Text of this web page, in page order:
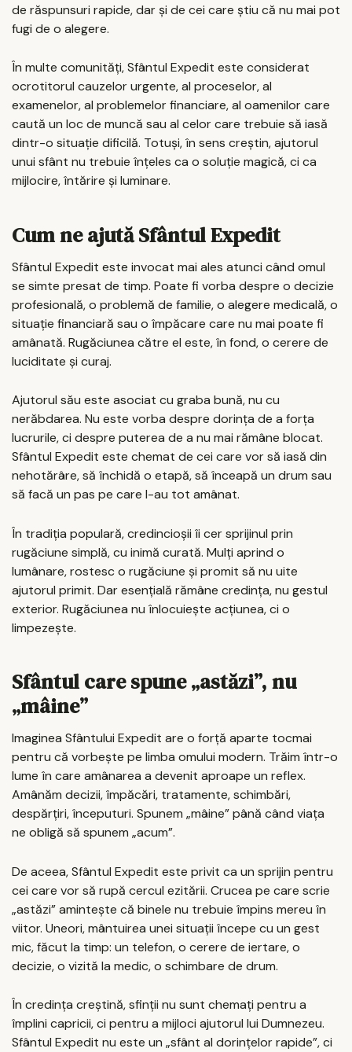
de răspunsuri rapide, dar și de cei care știu că nu mai pot
fugi de o alegere.
În multe comunități, Sfântul Expedit este considerat
ocrotitorul cauzelor urgente, al proceselor, al
examenelor, al problemelor financiare, al oamenilor care
caută un loc de muncă sau al celor care trebuie să iasă
dintr-o situație dificilă. Totuși, în sens creștin, ajutorul
unui sfânt nu trebuie înțeles ca o soluție magică, ci ca
mijlocire, întărire și luminare.
Cum ne ajută Sfântul Expedit
Sfântul Expedit este invocat mai ales atunci când omul
se simte presat de timp. Poate fi vorba despre o decizie
profesională, o problemă de familie, o alegere medicală, o
situație financiară sau o împăcare care nu mai poate fi
amânată. Rugăciunea către el este, în fond, o cerere de
luciditate și curaj.
Ajutorul său este asociat cu graba bună, nu cu
nerăbdarea. Nu este vorba despre dorința de a forța
lucrurile, ci despre puterea de a nu mai rămâne blocat.
Sfântul Expedit este chemat de cei care vor să iasă din
nehotărâre, să închidă o etapă, să înceapă un drum sau
să facă un pas pe care l-au tot amânat.
În tradiția populară, credincioșii îi cer sprijinul prin
rugăciune simplă, cu inimă curată. Mulți aprind o
lumânare, rostesc o rugăciune și promit să nu uite
ajutorul primit. Dar esențială rămâne credința, nu gestul
exterior. Rugăciunea nu înlocuiește acțiunea, ci o
limpezește.
Sfântul care spune „astăzi”, nu
„mâine”
Imaginea Sfântului Expedit are o forță aparte tocmai
pentru că vorbește pe limba omului modern. Trăim într-o
lume în care amânarea a devenit aproape un reflex.
Amânăm decizii, împăcări, tratamente, schimbări,
despărțiri, începuturi. Spunem „mâine” până când viața
ne obligă să spunem „acum”.
De aceea, Sfântul Expedit este privit ca un sprijin pentru
cei care vor să rupă cercul ezitării. Crucea pe care scrie
„astăzi” amintește că binele nu trebuie împins mereu în
viitor. Uneori, mântuirea unei situații începe cu un gest
mic, făcut la timp: un telefon, o cerere de iertare, o
decizie, o vizită la medic, o schimbare de drum.
În credința creștină, sfinții nu sunt chemați pentru a
împlini capricii, ci pentru a mijloci ajutorul lui Dumnezeu.
Sfântul Expedit nu este un „sfânt al dorințelor rapide”, ci